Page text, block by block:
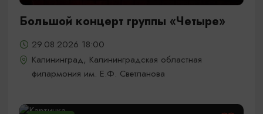
Большой концерт группы «Четыре»
29.08.2026 18:00
Калининград, Калининградская областная
филармония им. Е.Ф. Светланова